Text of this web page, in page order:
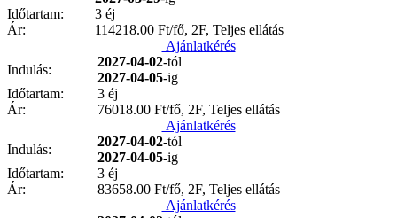
Időtartam:
3 éj
Ár:
114218.00 Ft/fő, 2F, Teljes ellátás
Ajánlatkérés
Indulás:
2027-04-02-tól
2027-04-05-ig
Időtartam:
3 éj
Ár:
76018.00 Ft/fő, 2F, Teljes ellátás
Ajánlatkérés
Indulás:
2027-04-02-tól
2027-04-05-ig
Időtartam:
3 éj
Ár:
83658.00 Ft/fő, 2F, Teljes ellátás
Ajánlatkérés